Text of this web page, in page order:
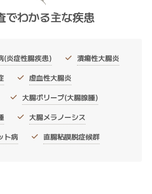
でわかる主な疾患
(炎症性腸疾患)
潰瘍性大腸炎
虚血性大腸炎
大腸ポリープ(大腸腺腫)
大腸メラノーシス
ト病
直腸粘膜脱症候群